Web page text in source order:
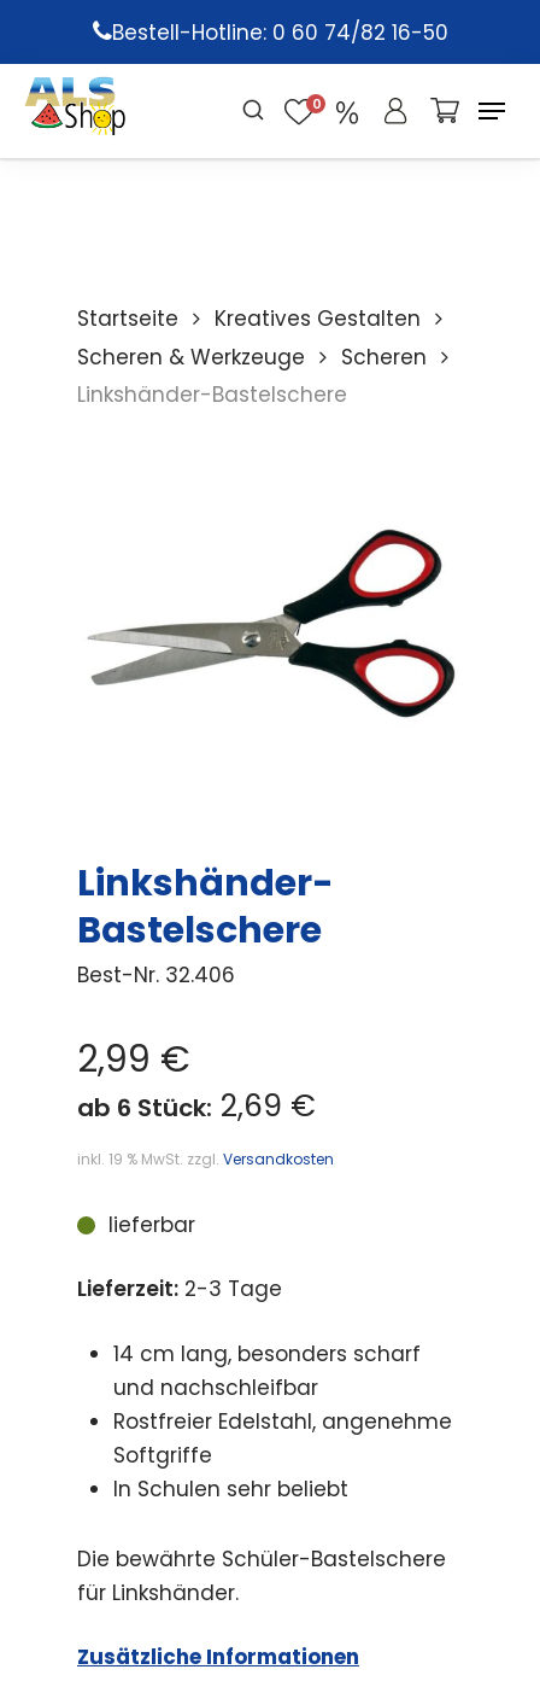
main
content
Bestell-Hotline: 0 60 74/82 16-50
0
Startseite
Kreatives Gestalten
Scheren & Werkzeuge
Scheren
Linkshänder-Bastelschere
Linkshänder-
Bastelschere
Best-Nr. 32.406
2,99 €
ab 6 Stück: 2,69 €
inkl. 19 % MwSt. zzgl. Versandkosten
lieferbar
Lieferzeit: 2-3 Tage
14 cm lang, besonders scharf
und nachschleifbar
Rostfreier Edelstahl, angenehme
Softgriffe
In Schulen sehr beliebt
Die bewährte Schüler-Bastelschere
für Linkshänder.
Zusätzliche Informationen